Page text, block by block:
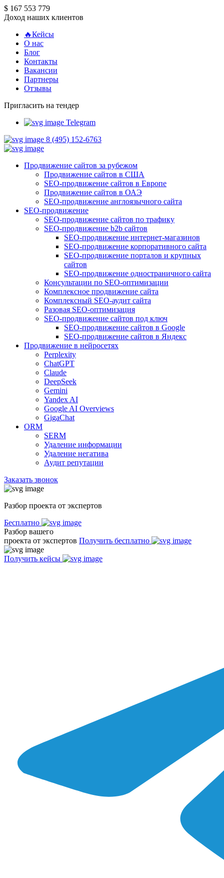
$ 167 553 779
Доход наших клиентов
🔥Кейсы
О нас
Блог
Контакты
Вакансии
Партнеры
Отзывы
Пригласить на тендер
Telegram
8 (495) 152-6763
Продвижение сайтов за рубежом
Продвижение сайтов в США
SEO-продвижение сайтов в Европе
Продвижение сайтов в ОАЭ
SEO-продвижение англоязычного сайта
SEO-продвижение
SEO-продвижение сайтов по трафику
SEO-продвижение b2b сайтов
SEO-продвижение интернет-магазинов
SEO-продвижение корпоративного сайта
SEO-продвижение порталов и крупных
сайтов
SEO-продвижение одностраничного сайта
Консультации по SEO-оптимизации
Комплексное продвижение сайта
Комплексный SEO-аудит сайта
Разовая SEO-оптимизация
SEO-продвижение сайтов под ключ
SEO-продвижение сайтов в Google
SEO-продвижение сайтов в Яндекс
Продвижение в нейросетях
Perplexity
ChatGPT
Claude
DeepSeek
Gemini
Yandex AI
Google AI Overviews
GigaChat
ORM
SERM
Удаление информации
Удаление негатива
Аудит репутации
Заказать звонок
Разбор проекта от экспертов
Бесплатно
Разбор вашего
проекта от экспертов Получить бесплатно
Получить кейсы